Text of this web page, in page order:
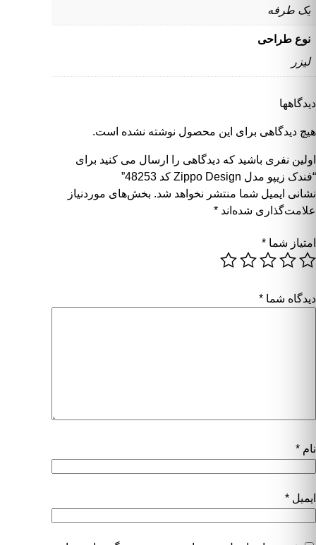
یک طرفه
نوع طراحی
لیزر
دیدگاهها
هیچ دیدگاهی برای این محصول نوشته نشده است.
اولین نفری باشید که دیدگاهی را ارسال می کنید برای
“فندک زیپو مدل Zippo Design کد 48253”
نشانی ایمیل شما منتشر نخواهد شد. بخش‌های موردنیاز
علامت‌گذاری شده‌اند *
امتیاز شما *
دیدگاه شما *
نام *
ایمیل *